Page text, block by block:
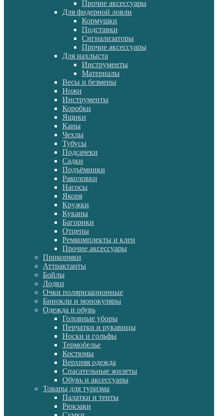
Прочие аксессуары
Для фидерной ловли
Кормушки
Подставки
Сигнализаторы
Прочие аксессуары
Для нахлыста
Инструменты
Материалы
Весы и безмены
Ножи
Инструменты
Коробки
Ящики
Каны
Чехлы
Тубусы
Подсачеки
Садки
Подъёмники
Раколовки
Насосы
Якоря
Кружки
Куканы
Багорики
Отцепы
Ремкомплекты и клеи
Прочие аксессуары
Прикормки
Аттрактанты
Бойлы
Лодки
Очки поляризационные
Бинокли и монокуляры
Одежда и обувь
Головные уборы
Перчатки и рукавицы
Носки и гольфы
Термобелье
Костюмы
Верхняя одежда
Спасательные жилеты
Обувь и аксессуары
Товары для туризма
Палатки и тенты
Рюкзаки